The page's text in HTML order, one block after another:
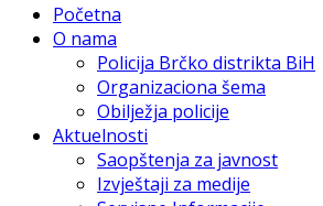
Početna
O nama
Policija Brčko distrikta BiH
Organizaciona šema
Obilježja policije
Aktuelnosti
Saopštenja za javnost
Izvještaji za medije